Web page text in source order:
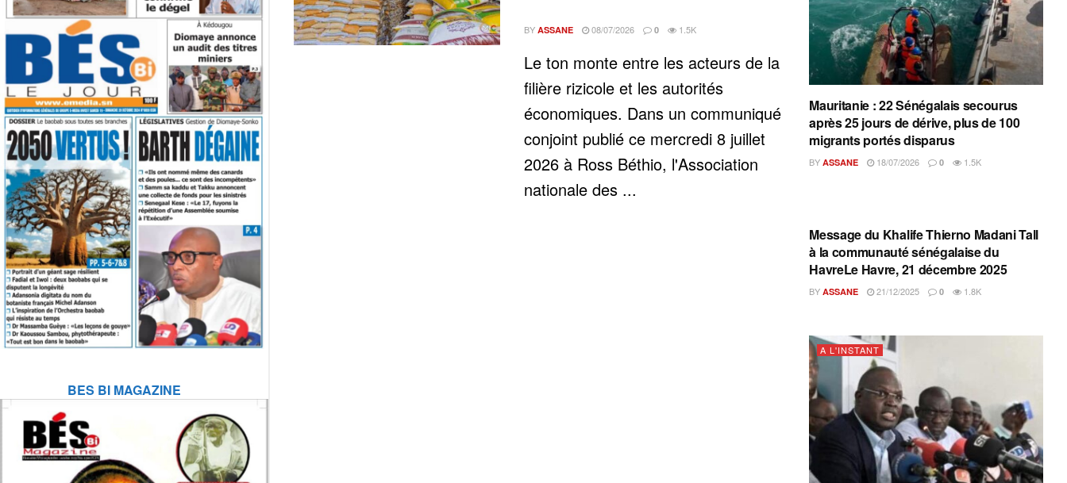
BES BI MAGAZINE
BY ASSANE 08/07/2026 0 1.5K
‎Le ton monte entre les acteurs de la
filière rizicole et les autorités
économiques. Dans un communiqué
conjoint publié ce mercredi 8 juillet
2026 à Ross Béthio, l'Association
nationale des ...
Mauritanie : 22 Sénégalais secourus
après 25 jours de dérive, plus de 100
migrants portés disparus
BY ASSANE 18/07/2026 0 1.5K
A L'INSTANT
Message du Khalife Thierno Madani Tall
à la communauté sénégalaise du
HavreLe Havre, 21 décembre 2025
BY ASSANE 21/12/2025 0 1.8K
A L'INSTANT